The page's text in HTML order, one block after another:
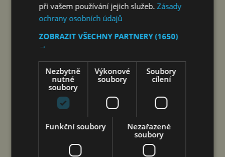
Šen-čen (Čína) 8. srpna 2026
(PROTEXT/PRNewswire) – Společnost DJI
a Isabelle, ikona oceněná na festivalu v Cannes,
spojují hlasy dvou žen napříč staletími – film byl
natočen výhradně na kameru Osmo Pocket 4P
při vašem používání jejich služeb.Zásady
ochrany osobních údajů
ZOBRAZIT VŠECHNY PARTNERY(1650)
→
Nezbytně
nutné
soubory
Výkonové
soubory
Soubory
cílení
Funkční soubory
Nezařazené
soubory